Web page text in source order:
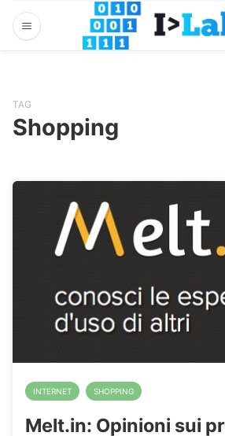
TAG
Shopping
INTERNET SHOPPING
Melt.in: Opinioni sui